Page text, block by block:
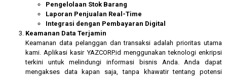
Pengelolaan Stok Barang
Laporan Penjualan Real-Time
Integrasi dengan Pembayaran Digital
Keamanan Data Terjamin
Keamanan data pelanggan dan transaksi adalah prioritas utama
kami. Aplikasi kasir YAZCORP.id menggunakan teknologi enkripsi
terkini untuk melindungi informasi bisnis Anda. Anda dapat
mengakses data kapan saja, tanpa khawatir tentang potensi